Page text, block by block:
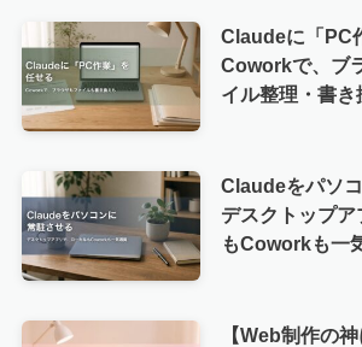
Claudeに「PC
Coworkで、ブ
イル整理・書き
Claudeをパソ
デスクトップ
もCoworkも一
【Web制作の